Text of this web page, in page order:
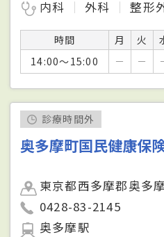
内科 外科 整形
時間 月 火
14:00～15:00
－ －
診療時間外
奥多摩町国民健康保
東京都西多摩郡奥多
0428-83-2145
奥多摩駅